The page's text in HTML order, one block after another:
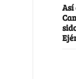
Así